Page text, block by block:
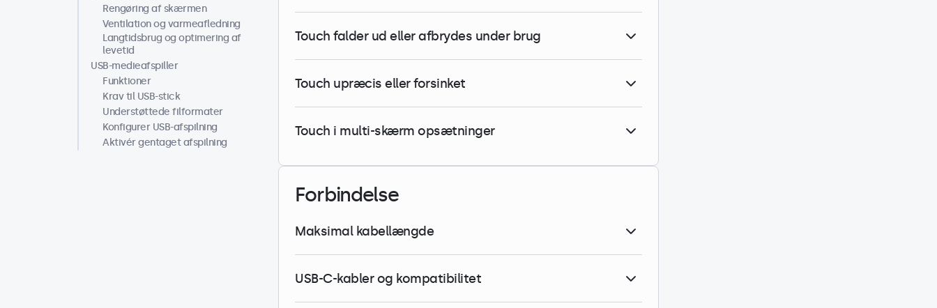
Rengøring af skærmen
Ventilation og varmeafledning
Langtidsbrug og optimering af
levetid
USB-medieafspiller
Funktioner
Krav til USB-stick
Understøttede filformater
Konfigurer USB-afspilning
Aktivér gentaget afspilning
Touch falder ud eller afbrydes under brug
Touch upræcis eller forsinket
Touch i multi-skærm opsætninger
Forbindelse
Maksimal kabellængde
USB-C-kabler og kompatibilitet